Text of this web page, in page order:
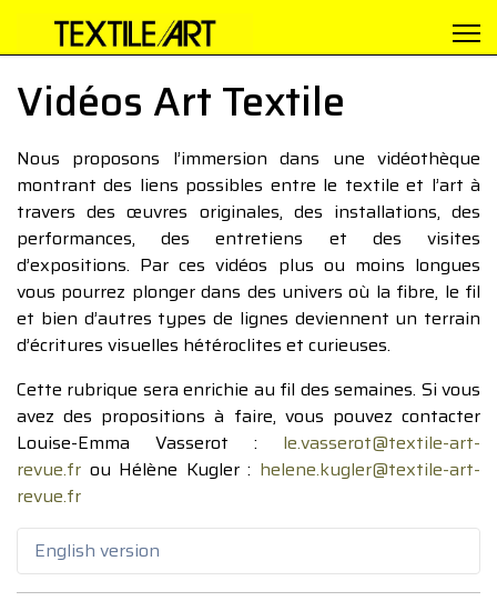
Vidéos Art Textile
Nous proposons l’immersion dans une vidéothèque
montrant des liens possibles entre le textile et l’art à
travers des œuvres originales, des installations, des
performances, des entretiens et des visites
d’expositions. Par ces vidéos plus ou moins longues
vous pourrez plonger dans des univers où la fibre, le fil
et bien d’autres types de lignes deviennent un terrain
d’écritures visuelles hétéroclites et curieuses.
Cette rubrique sera enrichie au fil des semaines. Si vous
avez des propositions à faire, vous pouvez contacter
Louise-Emma Vasserot : le.vasserot@textile-art-
revue.fr ou Hélène Kugler : helene.kugler@textile-art-
revue.fr
English version